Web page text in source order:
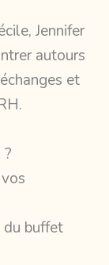
Jennifer
autours
et
du buffet